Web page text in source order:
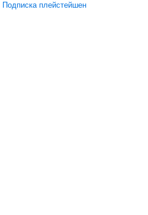
Подписка плейстейшен